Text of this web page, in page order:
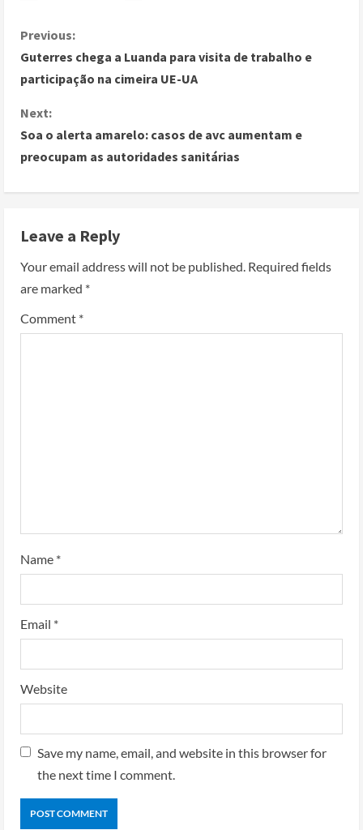
Previous:
Guterres chega a Luanda para visita de trabalho e
participação na cimeira UE-UA
Next:
Soa o alerta amarelo: casos de avc aumentam e
preocupam as autoridades sanitárias
Leave a Reply
Your email address will not be published. Required fields
are marked *
Comment *
Name *
Email *
Website
Save my name, email, and website in this browser for
the next time I comment.